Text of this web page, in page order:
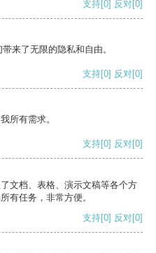
支持[0] 反对[0]
来了无限的隐私和自由。
支持[0] 反对[0]
所有需求。
支持[0] 反对[0]
文档、表格、演示文稿等各个方
有任务，非常方便。
支持[0] 反对[0]